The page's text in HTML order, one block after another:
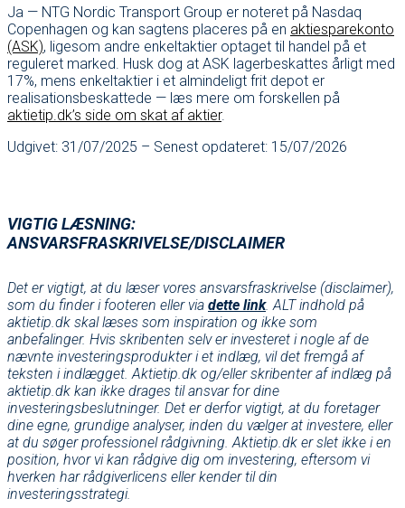
Ja — NTG Nordic Transport Group er noteret på Nasdaq
Copenhagen og kan sagtens placeres på en aktiesparekonto
(ASK), ligesom andre enkeltaktier optaget til handel på et
reguleret marked. Husk dog at ASK lagerbeskattes årligt med
17%, mens enkeltaktier i et almindeligt frit depot er
realisationsbeskattede — læs mere om forskellen på
aktietip.dk’s side om skat af aktier.
Udgivet: 31/07/2025 – Senest opdateret: 15/07/2026
VIGTIG LÆSNING:
ANSVARSFRASKRIVELSE/DISCLAIMER
Det er vigtigt, at du læser vores ansvarsfraskrivelse (disclaimer),
som du finder i footeren eller via dette link. ALT indhold på
aktietip.dk skal læses som inspiration og ikke som
anbefalinger. Hvis skribenten selv er investeret i nogle af de
nævnte investeringsprodukter i et indlæg, vil det fremgå af
teksten i indlægget. Aktietip.dk og/eller skribenter af indlæg på
aktietip.dk kan ikke drages til ansvar for dine
investeringsbeslutninger. Det er derfor vigtigt, at du foretager
dine egne, grundige analyser, inden du vælger at investere, eller
at du søger professionel rådgivning. Aktietip.dk er slet ikke i en
position, hvor vi kan rådgive dig om investering, eftersom vi
hverken har rådgiverlicens eller kender til din
investeringsstrategi.